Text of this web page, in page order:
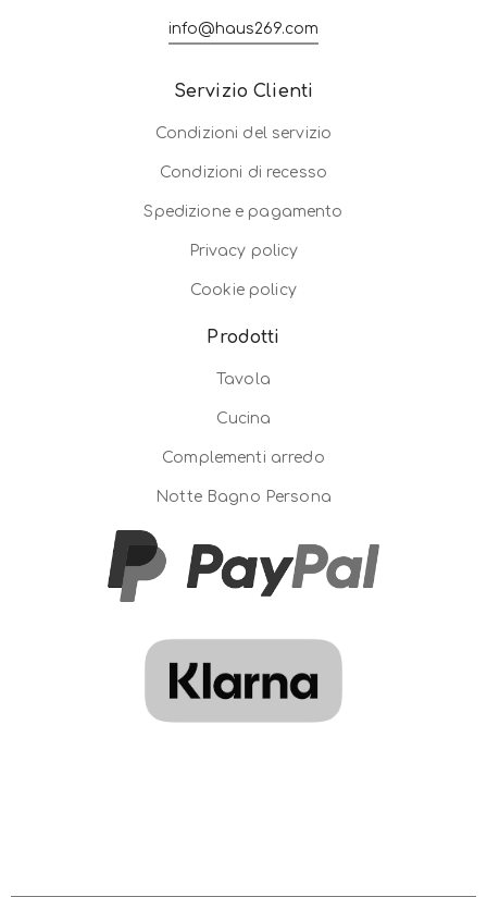
info@haus269.com
Servizio Clienti
Condizioni del servizio
Condizioni di recesso
Spedizione e pagamento
Privacy policy
Cookie policy
Prodotti
Tavola
Cucina
Complementi arredo
Notte Bagno Persona